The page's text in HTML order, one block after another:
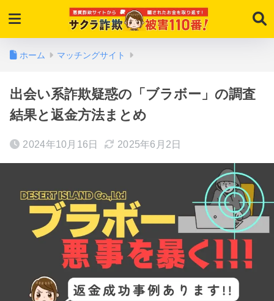
ホーム マッチングサイト
出会い系詐欺疑惑の「ブラボー」の調査
結果と返金方法まとめ
2024年10月16日 2025年6月2日